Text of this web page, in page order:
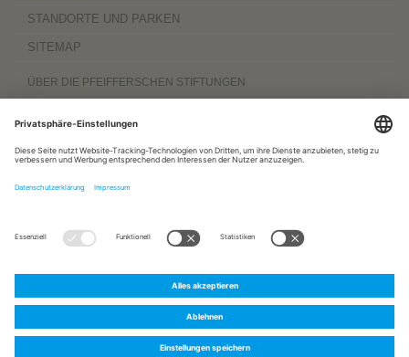
STANDORTE UND PARKEN
SITEMAP
ÜBER DIE PFEIFFERSCHEN STIFTUNGEN
Komplexträger und bieten
Menschen mit Behinderung, außerdemWerkstättenmit ca. 600 Beschäftigten
hinaus sind sie zu 100 Prozent am
www.pfeiffersche-stiftungen.de
ZERTIFIZIERUNG FOLGEN SIE UNS AUF:
Pfeiffersche
StiftungenStiftungen